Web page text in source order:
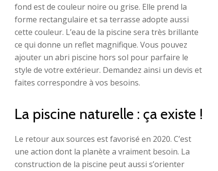
fond est de couleur noire ou grise. Elle prend la
forme rectangulaire et sa terrasse adopte aussi
cette couleur. L’eau de la piscine sera très brillante
ce qui donne un reflet magnifique. Vous pouvez
ajouter un abri piscine hors sol pour parfaire le
style de votre extérieur. Demandez ainsi un devis et
faites correspondre à vos besoins.
La piscine naturelle : ça existe !
Le retour aux sources est favorisé en 2020. C’est
une action dont la planète a vraiment besoin. La
construction de la piscine peut aussi s’orienter